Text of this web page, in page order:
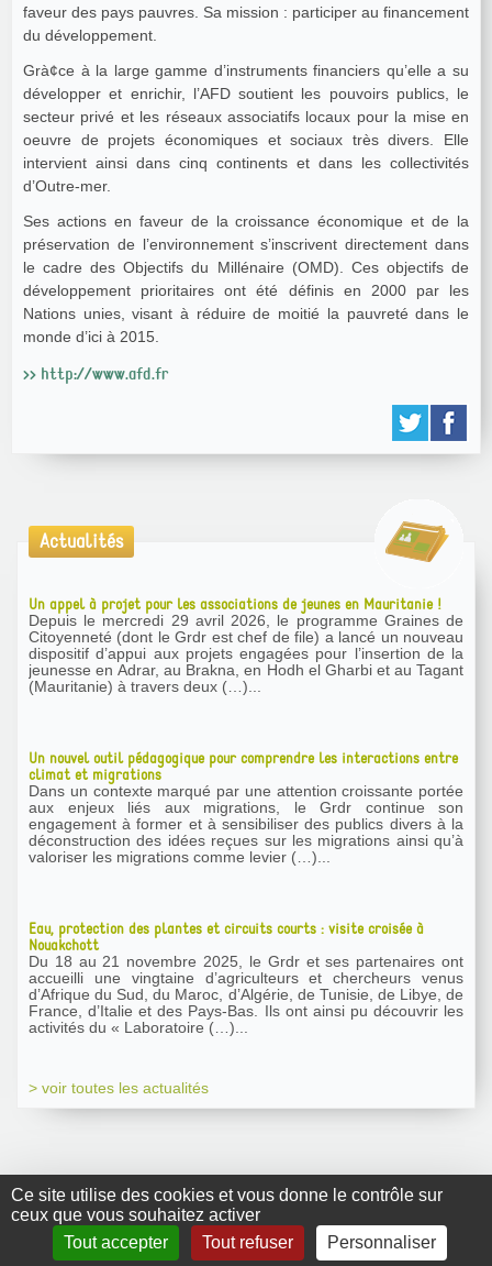
Ce site utilise des cookies et vous donne le contrôle sur
ceux que vous souhaitez activer
Tout accepter
Tout refuser Personnaliser
faveur des pays pauvres. Sa mission : participer au financement
du développement.
Grà¢ce à la large gamme d’instruments financiers qu’elle a su
développer et enrichir, l’AFD soutient les pouvoirs publics, le
secteur privé et les réseaux associatifs locaux pour la mise en
oeuvre de projets économiques et sociaux très divers. Elle
intervient ainsi dans cinq continents et dans les collectivités
d’Outre-mer.
Ses actions en faveur de la croissance économique et de la
préservation de l’environnement s’inscrivent directement dans
le cadre des Objectifs du Millénaire (OMD). Ces objectifs de
développement prioritaires ont été définis en 2000 par les
Nations unies, visant à réduire de moitié la pauvreté dans le
monde d’ici à 2015.
>> http://www.afd.fr
Actualités
Un appel à projet pour les associations de jeunes en Mauritanie !
Depuis le mercredi 29 avril 2026, le programme Graines de
Citoyenneté (dont le Grdr est chef de file) a lancé un nouveau
dispositif d’appui aux projets engagées pour l’insertion de la
jeunesse en Adrar, au Brakna, en Hodh el Gharbi et au Tagant
(Mauritanie) à travers deux (…)...
Un nouvel outil pédagogique pour comprendre les interactions entre
climat et migrations
Dans un contexte marqué par une attention croissante portée
aux enjeux liés aux migrations, le Grdr continue son
engagement à former et à sensibiliser des publics divers à la
déconstruction des idées reçues sur les migrations ainsi qu’à
valoriser les migrations comme levier (…)...
Eau, protection des plantes et circuits courts : visite croisée à
Nouakchott
Du 18 au 21 novembre 2025, le Grdr et ses partenaires ont
accueilli une vingtaine d’agriculteurs et chercheurs venus
d’Afrique du Sud, du Maroc, d’Algérie, de Tunisie, de Libye, de
France, d’Italie et des Pays-Bas. Ils ont ainsi pu découvrir les
activités du « Laboratoire (…)...
> voir toutes les actualités
GRDR Copyright
2010 |RSS|Plan du site|Mentions légales|Contact